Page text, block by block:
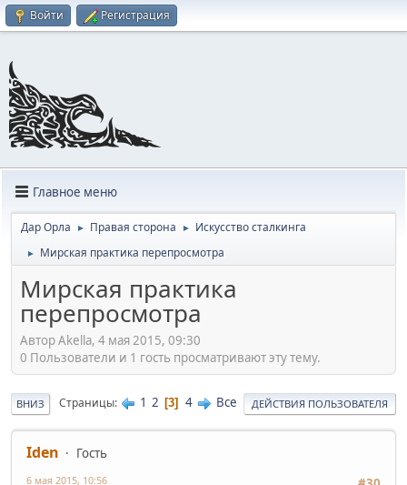
Войти Регистрация
Главное меню
Дар Орла ► Правая сторона ► Искусство сталкинга
► Мирская практика перепросмотра
Мирская практика
перепросмотра
Автор Akella, 4 мая 2015, 09:30
0 Пользователи и 1 гость просматривают эту тему.
ВНИЗ Страницы 1 2 3 4 Все ДЕЙСТВИЯ ПОЛЬЗОВАТЕЛЯ
Iden
Гость
6 мая 2015, 10:56